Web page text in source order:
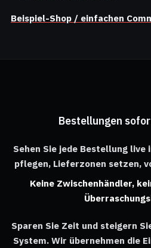
Beispiel-Shop / einfachen
Bestellungen
Sehen Sie jede Bestellung live
pflegen, Lieferzonen setzen,
Keine Zwischenhändler,
Sparen Sie Zeit und steigern
System. Wir übernehmen die